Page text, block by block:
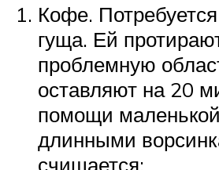
Кофе.
гуща. Ей
проблемную
оставляют на 20
помощи
длинными
счищается;